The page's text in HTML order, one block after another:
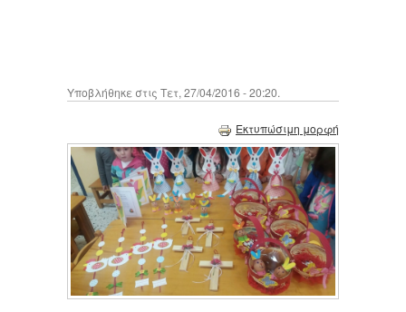
Υποβλήθηκε στις Τετ, 27/04/2016 - 20:20.
Εκτυπώσιμη μορφή